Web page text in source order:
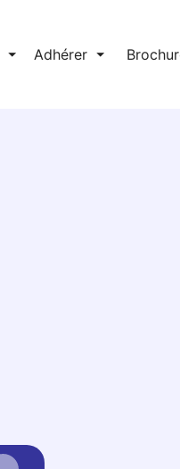
⏷ Adhérer ⏷